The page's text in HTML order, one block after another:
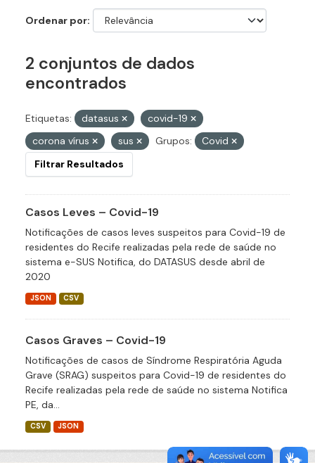
Ordenar por
2 conjuntos de dados
encontrados
Etiquetas: datasus
covid-19
corona vírus
sus Grupos:
Covid
Filtrar Resultados
Casos Leves – Covid-19
Notificações de casos leves suspeitos para Covid-19 de
residentes do Recife realizadas pela rede de saúde no
sistema e-SUS Notifica, do DATASUS desde abril de
2020
JSON CSV
Casos Graves – Covid-19
Notificações de casos de Síndrome Respiratória Aguda
Grave (SRAG) suspeitos para Covid-19 de residentes do
Recife realizadas pela rede de saúde no sistema Notifica
PE, da...
CSV JSON